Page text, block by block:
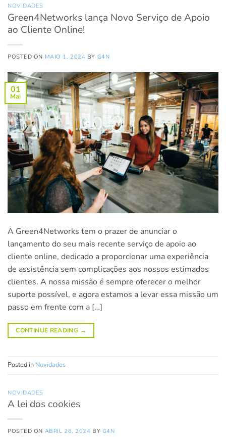
NOVIDADES
Green4Networks lança Novo Serviço de Apoio
ao Cliente Online!
POSTED ON MAIO 1, 2024 BY G4N
01
Mai
A Green4Networks tem o prazer de anunciar o
lançamento do seu mais recente serviço de apoio ao
cliente online, dedicado a proporcionar uma experiência
de assistência sem complicações aos nossos estimados
clientes. A nossa missão é sempre oferecer o melhor
suporte possível, e agora estamos a levar essa missão um
passo em frente com a […]
CONTINUE READING →
Posted in Novidades
NOVIDADES
A lei dos cookies
POSTED ON ABRIL 26, 2024 BY G4N